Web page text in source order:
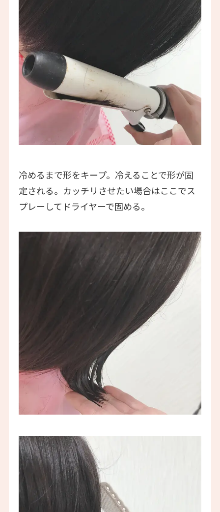
冷めるまで形をキープ。冷えることで形が固
定される。カッチリさせたい場合はここでス
プレーしてドライヤーで固める。